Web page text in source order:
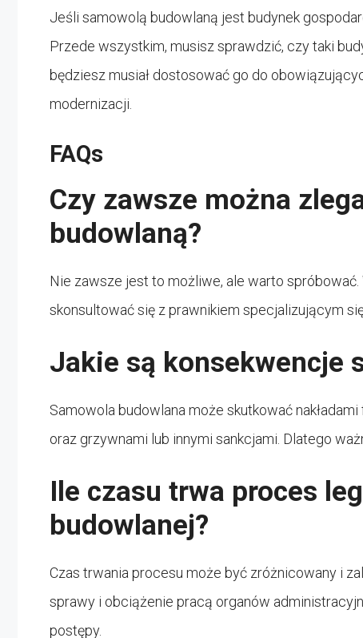
Jeśli samowolą budowlaną jest budynek
Przede wszystkim, musisz sprawdzić, czy taki
będziesz musiał dostosować go do
modernizacji.
FAQs
Czy zawsze można
budowlaną?
Nie zawsze jest to możliwe, ale warto
skonsultować się z prawnikiem specjalizującym
Jakie są konsekwencje
Samowola budowlana może skutkować
oraz grzywnami lub innymi sankcjami. Dlatego
Ile czasu trwa proces
budowlanej?
Czas trwania procesu może być zróżnicowany i
sprawy i obciążenie pracą organów
postępy.